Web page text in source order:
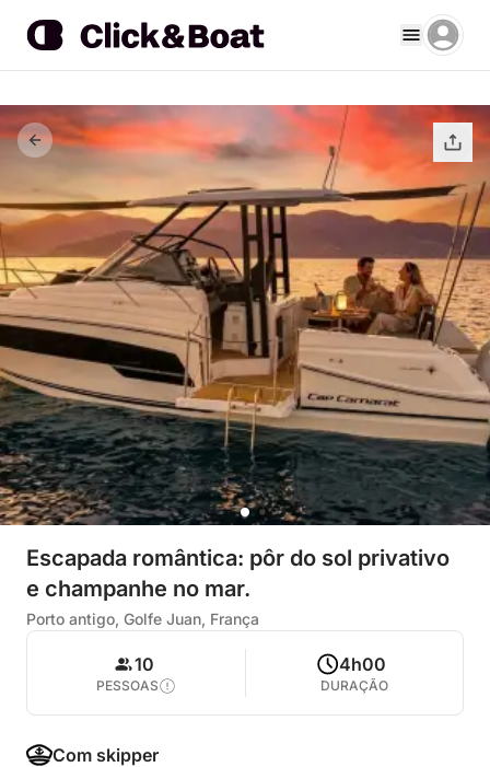
Escapada romântica: pôr do sol privativo
e champanhe no mar.
Porto antigo, Golfe Juan, França
10
PESSOAS
4h00
DURAÇÃO
Com skipper